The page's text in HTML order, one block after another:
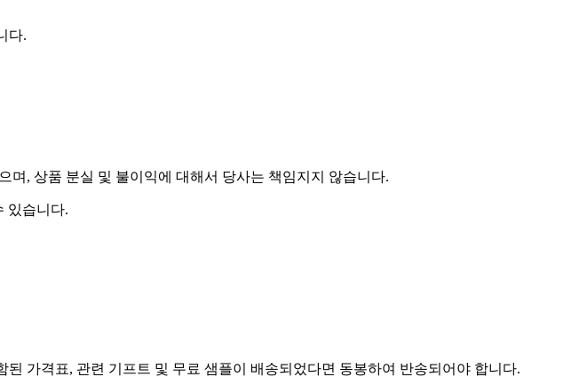
다.
, 상품 분실 및 불이익에 대해서 당사는 책임지지 않습니다.
있습니다.
가격표, 관련 기프트 및 무료 샘플이 배송되었다면 동봉하여 반송되어야 합니다.